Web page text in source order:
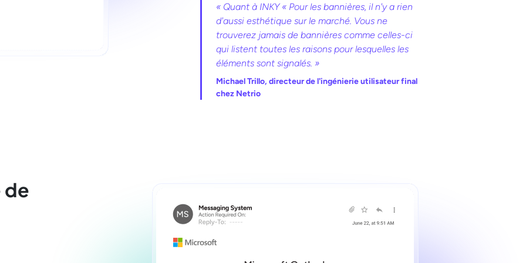
« Quant à INKY « Pour les bannières, il n'y a rien
d'aussi esthétique sur le marché. Vous ne
trouverez jamais de bannières comme celles-ci
qui listent toutes les raisons pour lesquelles les
éléments sont signalés. »
Michael Trillo, directeur de l'ingénierie utilisateur final
chez Netrio
de